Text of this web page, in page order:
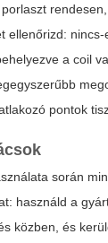
ellenőrizd: nincs-
a coil
pontok
során
használd a
közben, és